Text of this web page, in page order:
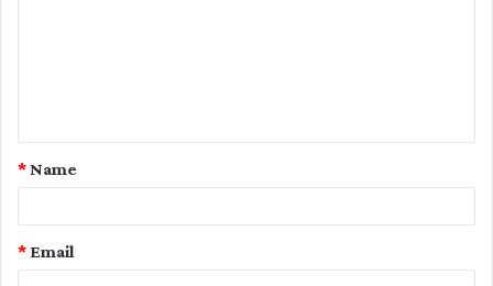
t
Name
*
Email
*